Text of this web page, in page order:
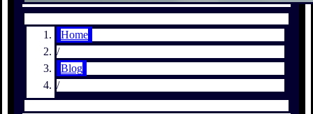
Home
/
Blog
/